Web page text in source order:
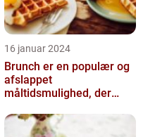
16 januar 2024
Brunch er en populær og
afslappet
måltidsmulighed, der
fra både morgenmad og